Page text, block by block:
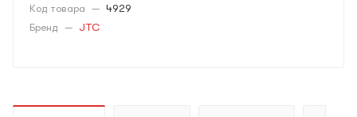
Код товара — 4929
Бренд — JTC